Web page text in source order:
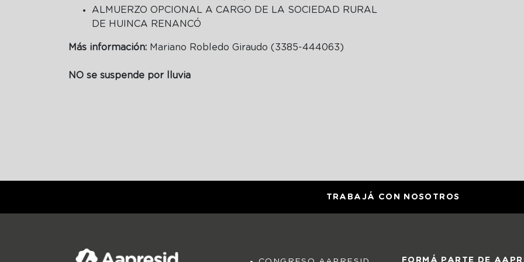
ALMUERZO OPCIONAL A CARGO DE LA SOCIEDAD RURAL
DE HUINCA RENANCÓ
Más información: Mariano Robledo Giraudo (3385-444063)
NO se suspende por lluvia
TRABAJÁ CON NOSOTROS
FORMÁ PARTE DE